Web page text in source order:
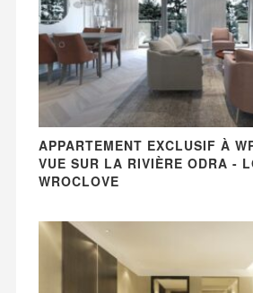
APPARTEMENT EXCLUSIF À
VUE SUR LA RIVIÈRE ODRA -
WROCLOVE